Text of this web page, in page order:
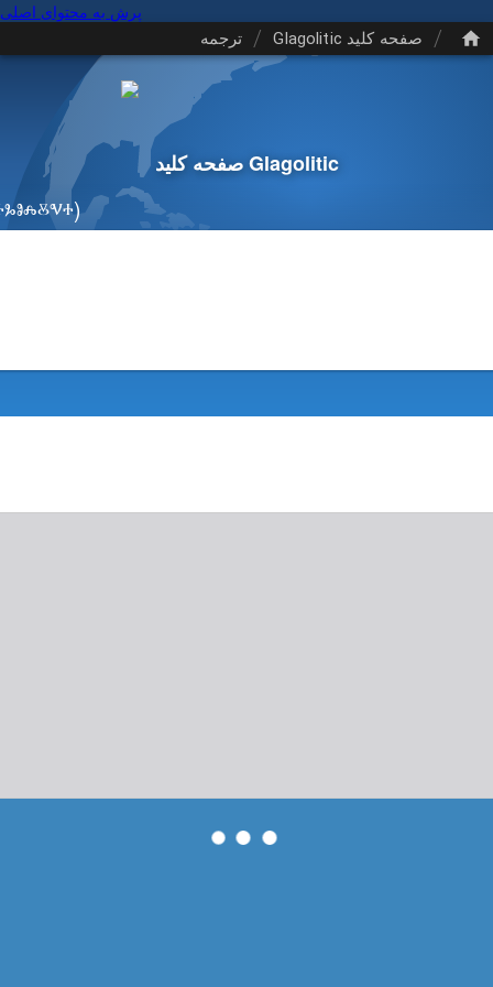
پرش به محتوای اصلی
/ صفحه کلید Glagolitic / ترجمه
صفحه کلید Glagolitic